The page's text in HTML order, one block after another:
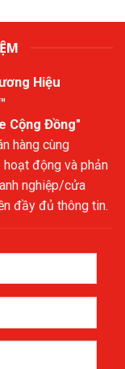
Hiệu
Cộng Đồng"
hàng cùng
hoạt động và phản
nghiệp/cửa
đầy đủ thông tin.